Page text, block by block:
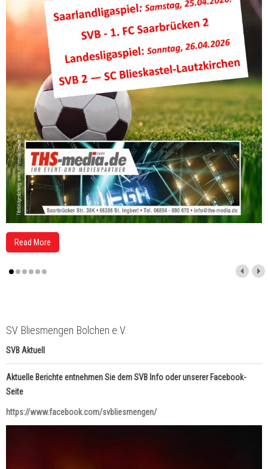
Read More
SV Bliesmengen Bolchen e.V.
SVB Aktuell
Aktuelle Berichte entnehmen Sie dem SVB Info oder unserer Facebook-
Seite
https://www.facebook.com/svbliesmengen/